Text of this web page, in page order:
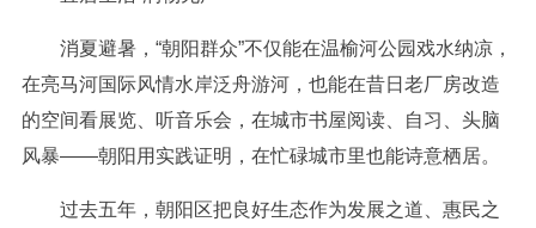
消夏避暑，“朝阳群众”不仅能在温榆河公园戏水纳凉，
在亮马河国际风情水岸泛舟游河，也能在昔日老厂房改造
的空间看展览、听音乐会，在城市书屋阅读、自习、头脑
风暴——朝阳用实践证明，在忙碌城市里也能诗意栖居。
过去五年，朝阳区把良好生态作为发展之道、惠民之